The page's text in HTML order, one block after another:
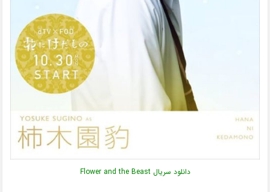
دانلود سریال Flower and the Beast